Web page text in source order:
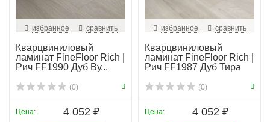
избранное сравнить
Кварцвиниловый
ламинат FineFloor Rich |
Рич FF1990 Дуб Ву...
(0)
Цена: 4 052 ₽
избранное сравнить
Кварцвиниловый
ламинат FineFloor Rich |
Рич FF1987 Дуб Тира
(0)
Цена: 4 052 ₽